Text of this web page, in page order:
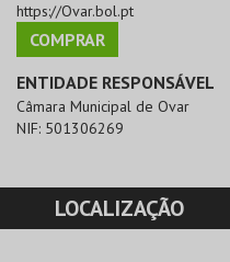
https://Ovar.bol.pt
COMPRAR
ENTIDADE RESPONSÁVEL
Câmara Municipal de Ovar
NIF: 501306269
LOCALIZAÇÃO